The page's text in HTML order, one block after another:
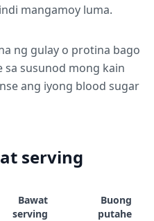
mangamoy luma.
ng gulay o protina bago
susunod mong kain
ang iyong blood sugar
serving
Bawat
serving
Buong
putahe